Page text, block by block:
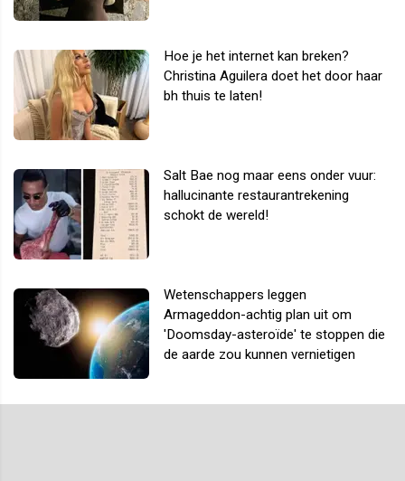
Hoe je het internet kan breken?
Christina Aguilera doet het door haar
bh thuis te laten!
Salt Bae nog maar eens onder vuur:
hallucinante restaurantrekening
schokt de wereld!
Wetenschappers leggen
Armageddon-achtig plan uit om
'Doomsday-asteroïde' te stoppen die
de aarde zou kunnen vernietigen